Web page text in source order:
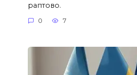
раптово.
0 7